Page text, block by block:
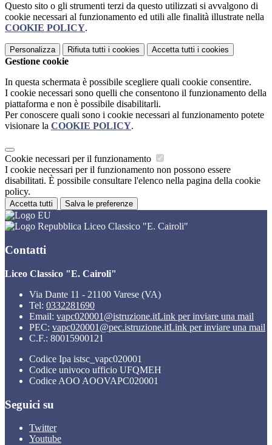
Questo sito o gli strumenti terzi da questo utilizzati si avvalgono di
cookie necessari al funzionamento ed utili alle finalità illustrate nella
COOKIE POLICY.
Personalizza Rifiuta tutti i cookies Accetta tutti i cookies
Gestione cookie
In questa schermata è possibile scegliere quali cookie consentire.
I cookie necessari sono quelli che consentono il funzionamento della
piattaforma e non è possibile disabilitarli.
Per conoscere quali sono i cookie necessari al funzionamento potete
visionare la COOKIE POLICY.
Cookie necessari per il funzionamento
I cookie necessari per il funzionamento non possono essere
disabilitati. È possibile consultare l'elenco nella pagina della cookie
policy.
Accetta tutti Salva le preferenze
Liceo Classico "E. Cairoli"
Contatti
Liceo Classico "E. Cairoli"
Via Dante 11 - 21100 Varese (VA)
Tel: 0332281690
Email: vapc020001@istruzione.itLink per inviare una mail
PEC: vapc020001@pec.istruzione.itLink per inviare una mail
C.F.: 80015900121
Codice Ipa istsc_vapc020001
Codice univoco ufficio UFQMEH
Codice AOO AOOVAPC020001
Seguici su
Twitter
Youtube